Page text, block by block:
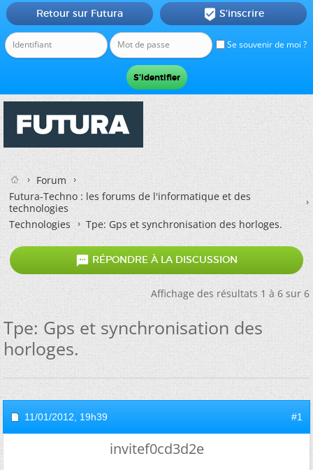
Se souvenir de moi ?
Retour sur Futura  S'inscrire
Forum
Futura-Techno : les forums de l'informatique et des
technologies
Technologies
Tpe: Gps et synchronisation des horloges.
 RÉPONDRE À LA DISCUSSION
Affichage des résultats 1 à 6 sur 6
Tpe: Gps et synchronisation des
horloges.
11/01/2012, 19h39 #1
invitef0cd3d2e